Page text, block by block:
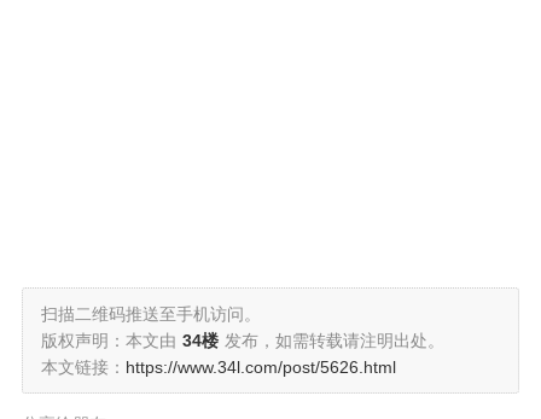
扫描二维码推送至手机访问。
版权声明：本文由 34楼 发布，如需转载请注明出处。
本文链接： https://www.34l.com/post/5626.html